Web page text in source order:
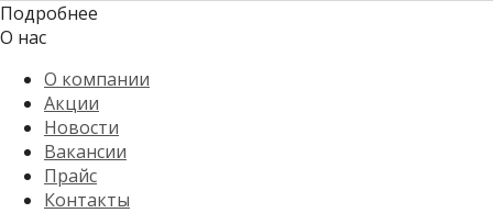
Подробнее
О нас
О компании
Акции
Новости
Вакансии
Прайс
Контакты